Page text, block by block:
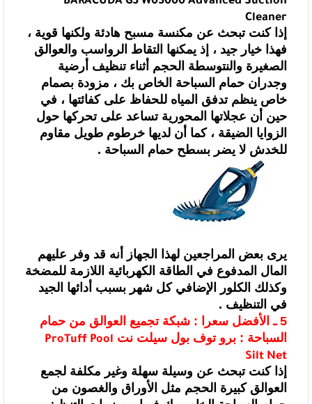
Cleaner
إذا كنت تبحث عن مكنسة مسبح هادئة ولكنها قوية ،
فهذا خيار جيد ، إذ يمكنها التقاط الرواسب والعوالق
الصغيرة والنتوسطة الحجم أثناء تنظيف أرضية
وجدران حمام السباحة الخاص بك ، مزودة بصمام
خاص ينظم تدفق المياه للحفاظ على كفائتها ، في
حين أن عجلاتها المحورية تساعد على تحركها حول
الزوايا الضيقة ، كما أن لديها خرطوم طويل مقاوم
للخدش لا يضر بسطح حمام السباحة .
يرى بعض المراجعين لهذا الجهاز أنه قد وفر عليهم
المال المدفوع في الطاقة الكهربائية اللازمة للمضخة
وكذلك الكلور الإضافي كل شهر بسبب أدائها الجيد
في التنظيف .
5 ـ الأفضل سعرا : شبكة تجميع العوالق من
حمام
السباحة : برو توف بول سيلت نت ProTuff Pool
Silt Net
إذا كنت تبحث عن وسيلة سهلة وغير مكلفة لجمع
العوالق كبيرة الحجم مثل الأوراق والغصون من